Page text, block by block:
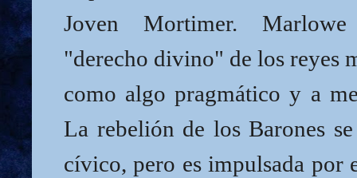
Joven Mortimer.
"derecho divino" de los reyes
como algo pragmático y a
La rebelión de los Barones
cívico, pero es impulsada por